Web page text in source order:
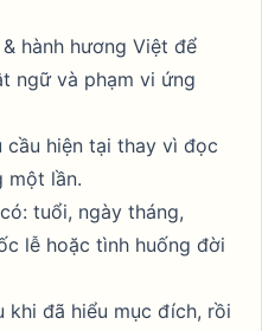
hành hương Việt để
ngữ và phạm vi ứng
cầu hiện tại thay vì đọc
một lần.
tuổi, ngày tháng,
lễ hoặc tình huống đời
khi đã hiểu mục đích, rồi